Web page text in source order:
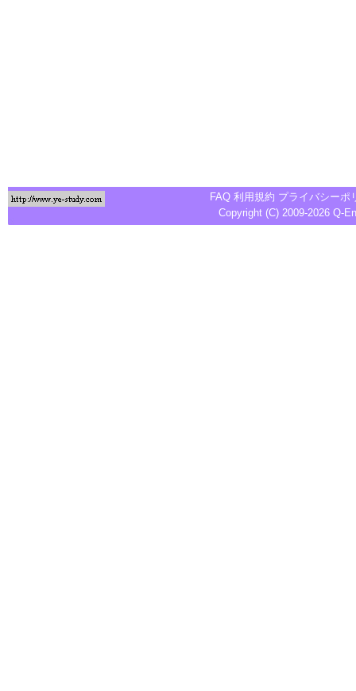
FAQ 利用規約 プライバシーポ
Copyright (C) 2009-2026 Q-